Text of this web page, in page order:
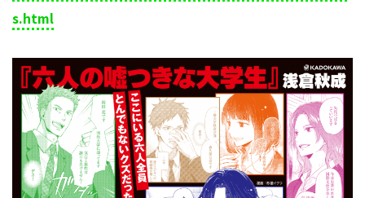
s.html